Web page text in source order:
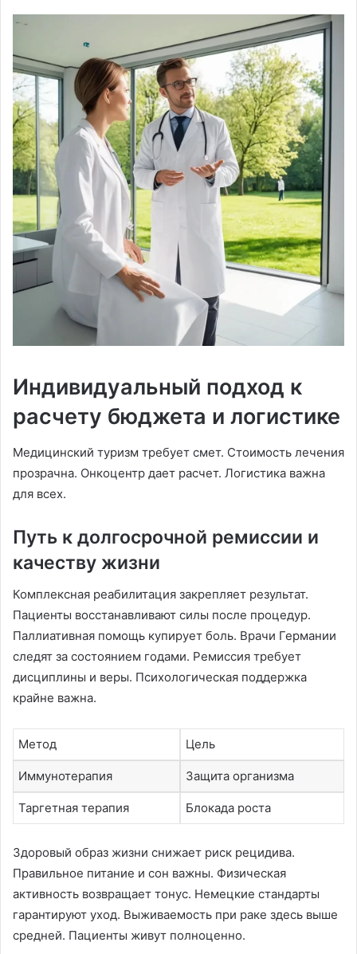
Индивидуальный подход к
расчету бюджета и логистике
Медицинский туризм требует смет. Стоимость лечения
прозрачна. Онкоцентр дает расчет. Логистика важна
для всех.
Путь к долгосрочной ремиссии и
качеству жизни
Комплексная реабилитация закрепляет результат.
Пациенты восстанавливают силы после процедур.
Паллиативная помощь купирует боль. Врачи Германии
следят за состоянием годами. Ремиссия требует
дисциплины и веры. Психологическая поддержка
крайне важна.
Метод Цель
Иммунотерапия Защита организма
Таргетная терапия Блокада роста
Здоровый образ жизни снижает риск рецидива.
Правильное питание и сон важны. Физическая
активность возвращает тонус. Немецкие стандарты
гарантируют уход. Выживаемость при раке здесь выше
средней. Пациенты живут полноценно.